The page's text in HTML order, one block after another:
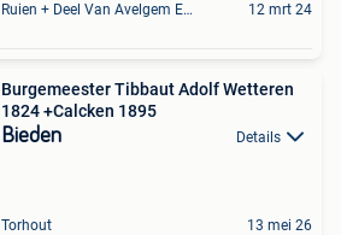
Ruien + Deel Van Avelgem En Waarmaarde 12 mrt 24
Burgemeester Tibbaut Adolf Wetteren
1824 +Calcken 1895
Bieden Details
Torhout 13 mei 26